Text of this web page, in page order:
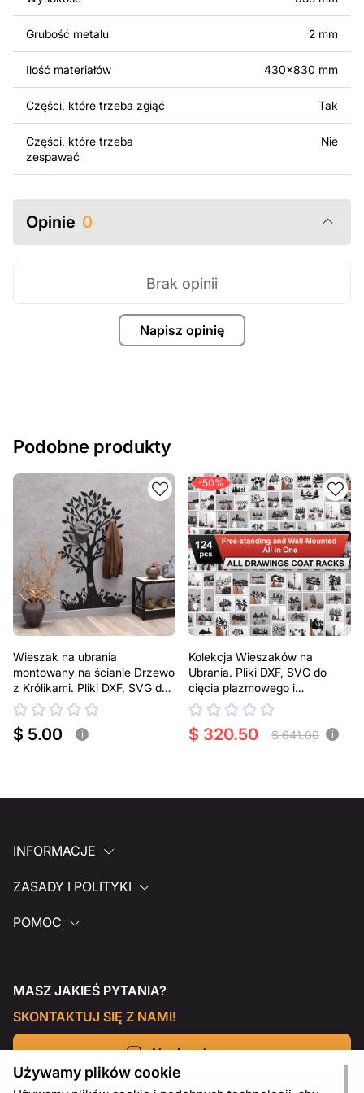
oryginalnych bądź zmodyfikowanych plików jest
surowo zabronione.
Za dodatkową opłatą możemy dostosować projekt
albo wprowadzenie innych modyfikacji według Twoich
potrzeb. Jeśli potrzebujesz indywidualnego projektu
metalowego produktu, skontaktuj się z nami.
Jeśli masz jakiekolwiek pytania lub potrzebujesz
Grubość metalu 2 mm
Ilość materiałów 430x830 mm
Części, które trzeba zgiąć Tak
Części, które trzeba
zespawać
Nie
Opinie 0
Napisz opinię
Brak opinii
Podobne produkty
Wieszak na ubrania
montowany na ścianie Drzewo
z Królikami. Pliki DXF, SVG do
cięcia plazmowego i
laserowego
$ 5.00 i
-50%
Kolekcja Wieszaków na
Ubrania. Pliki DXF, SVG do
cięcia plazmowego i
laserowego
$ 320.50 $ 641.00 i
INFORMACJE
ZASADY I POLITYKI
POMOC
MASZ JAKIEŚ PYTANIA?
SKONTAKTUJ SIĘ Z NAMI!
Napisz do nas
Używamy plików cookie